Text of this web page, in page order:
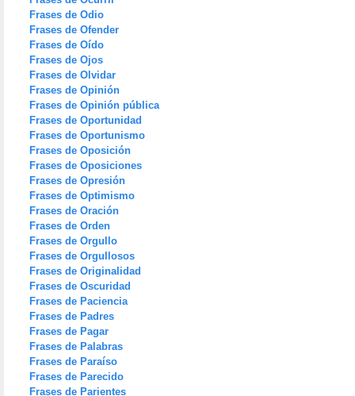
Frases de Odio
Frases de Ofender
Frases de Oído
Frases de Ojos
Frases de Olvidar
Frases de Opinión
Frases de Opinión pública
Frases de Oportunidad
Frases de Oportunismo
Frases de Oposición
Frases de Oposiciones
Frases de Opresión
Frases de Optimismo
Frases de Oración
Frases de Orden
Frases de Orgullo
Frases de Orgullosos
Frases de Originalidad
Frases de Oscuridad
Frases de Paciencia
Frases de Padres
Frases de Pagar
Frases de Palabras
Frases de Paraíso
Frases de Parecido
Frases de Parientes